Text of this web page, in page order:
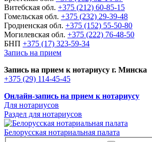
Витебская обл. +375 (212) 60-85-15
Гомельская обл. +375 (232) 29-39-48
Гродненская обл. +375 (152) 55-50-80
Могилевская обл. +375 (222) 76-48-50
БНП +375 (17) 323-59-34
Запись на прием
Запись на прием к нотариусу г. Минска
+375 (29) 114-45-45
Онлайн-запись на прием к нотариусу
Для нотариусов
Раздел для нотариусов
Белорусская нотариальная палата